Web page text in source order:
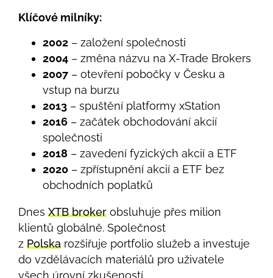
Klíčové milníky:
2002 – založení společnosti
2004 – změna názvu na X-Trade Brokers
2007 – otevření pobočky v Česku a
vstup na burzu
2013 – spuštění platformy xStation
2016 – začátek obchodování akcií
společnosti
2018 – zavedení fyzických akcií a ETF
2020 – zpřístupnění akcií a ETF bez
obchodních poplatků
Dnes XTB broker obsluhuje přes milion
klientů globálně. Společnost
z Polska rozšiřuje portfolio služeb a investuje
do vzdělávacích materiálů pro uživatele
všech úrovní zkušeností.